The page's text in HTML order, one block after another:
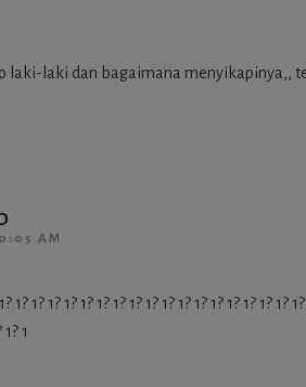
laki-laki dan bagaimana menyikapinya,,
AM
1? 1? 1? 1? 1? 1? 1? 1? 1? 1? 1? 1? 1? 1? 1? 1? 1?
1? 1